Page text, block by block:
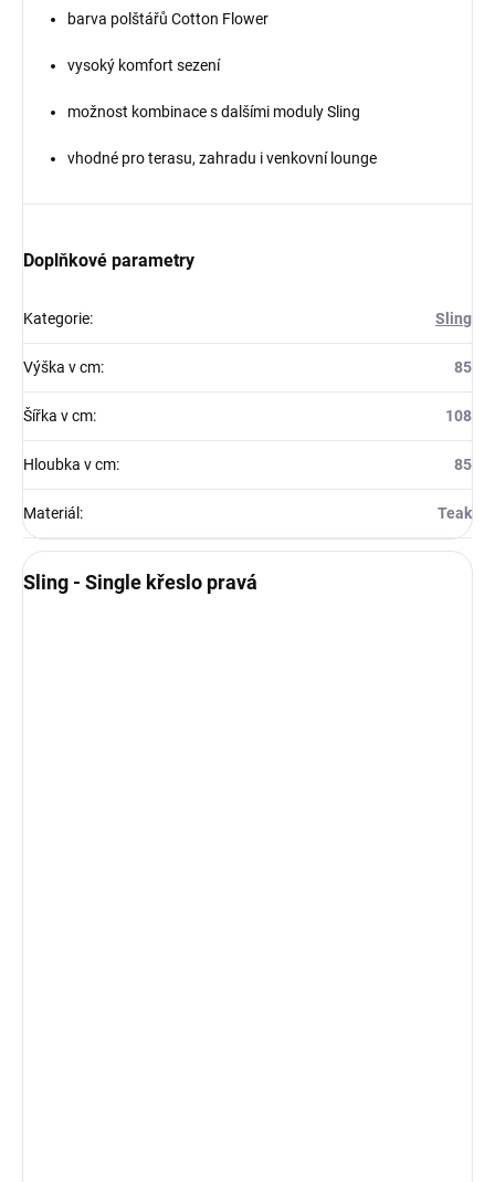
barva polštářů Cotton Flower
vysoký komfort sezení
možnost kombinace s dalšími moduly Sling
vhodné pro terasu, zahradu i venkovní lounge
Doplňkové parametry
Kategorie: Sling
Výška v cm: 85
Šířka v cm: 108
Hloubka v cm: 85
Materiál : Teak
Sling - Single křeslo pravá